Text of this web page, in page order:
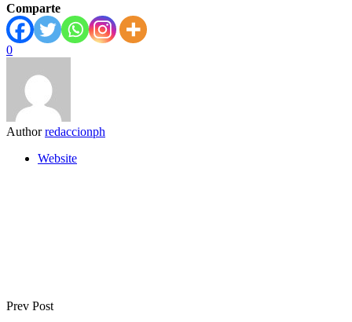
Comparte
0
Author redaccionph
Website
Prev Post